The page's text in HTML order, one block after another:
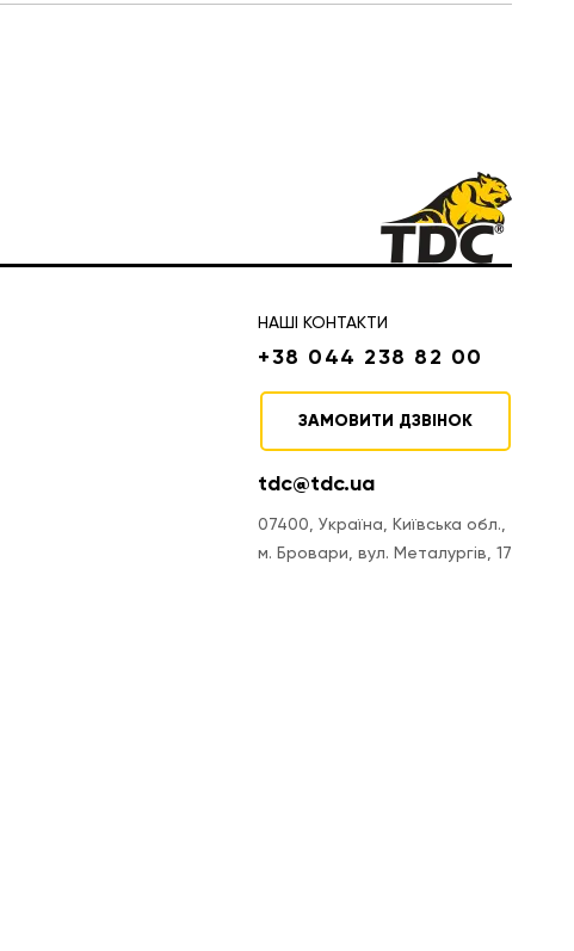
НАШІ КОНТАКТИ
+38 044 238 82 00
ЗАМОВИТИ ДЗВІНОК
tdc@tdc.ua
07400, Україна, Київська обл.,
м. Бровари, вул. Металургів, 17